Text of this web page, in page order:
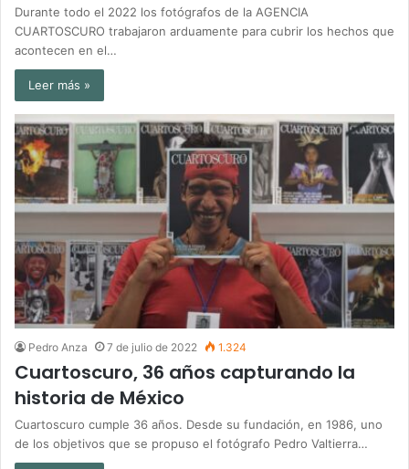
Durante todo el 2022 los fotógrafos de la AGENCIA
CUARTOSCURO trabajaron arduamente para cubrir los hechos que
acontecen en el…
Leer más »
Pedro Anza 7 de julio de 2022 1.324
Cuartoscuro, 36 años capturando la
historia de México
Cuartoscuro cumple 36 años. Desde su fundación, en 1986, uno
de los objetivos que se propuso el fotógrafo Pedro Valtierra…